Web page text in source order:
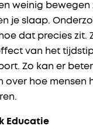
weinig bewegen
je slaap.
dat precies zit.
van het
Zo kan er
hoe mensen
Educatie